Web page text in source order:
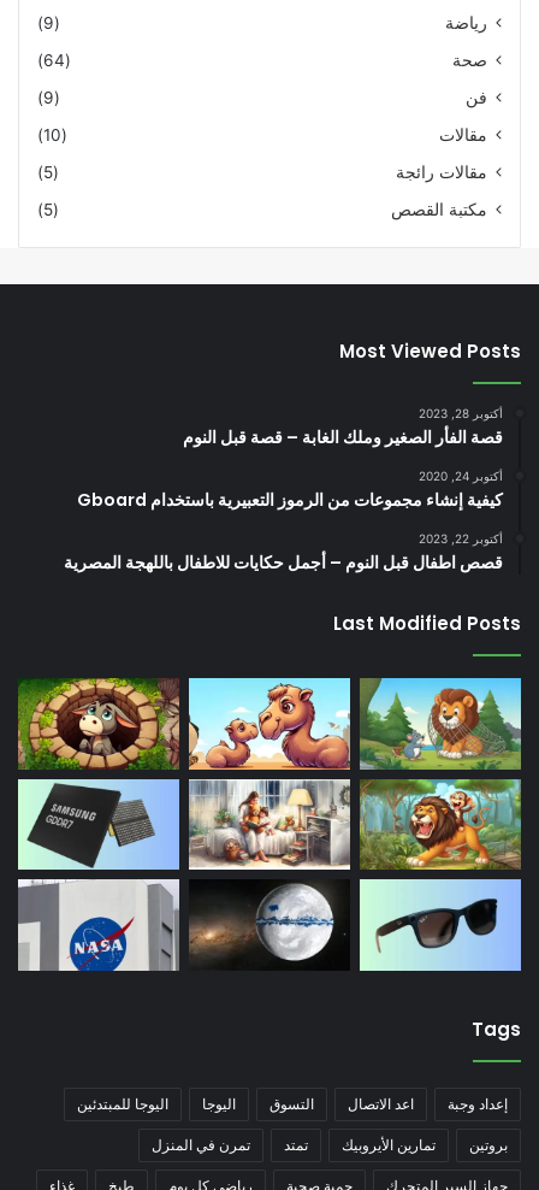
رياضة
(9)
صحة
(64)
فن
(9)
مقالات
(10)
مقالات رائجة
(5)
مكتبة القصص
(5)
Most Viewed Posts
أكتوبر 28, 2023
قصة الفأر الصغير وملك الغابة – قصة قبل النوم
أكتوبر 24, 2020
كيفية إنشاء مجموعات من الرموز التعبيرية باستخدام Gboard
أكتوبر 22, 2023
قصص اطفال قبل النوم – أجمل حكايات للاطفال باللهجة المصرية
Last Modified Posts
Tags
إعداد وجبة اعد الاتصال التسوق اليوجا اليوجا للمبتدئين
بروتين تمارين الأيروبيك تمتد تمرن في المنزل
جهاز السير المتحرك حمية صحية رياضي كل يوم طبخ غذاء